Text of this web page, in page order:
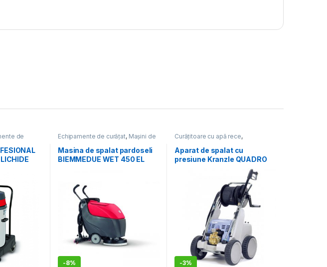
de
Echipamente de curățat, Mașini de
curățat pardoseli
Masina de spalat pardoseli
BIEMMEDUE WET 450 EL
-8%
Curățitoare cu apă rece,
Echipamente de curățat
Aparat de spalat cu
presiune Kranzle QUADRO
-3%